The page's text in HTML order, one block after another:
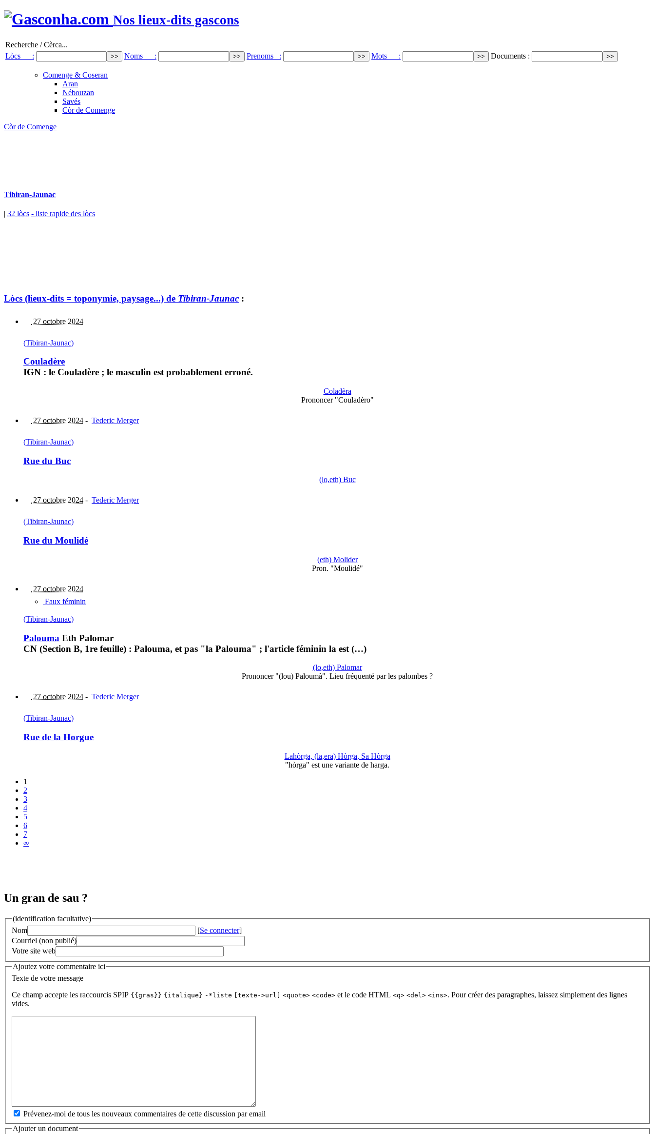
Nos lieux-dits gascons
Recherche / Cèrca...
Lòcs :
Noms : Prenoms : Mots : Documents :
Comenge & Coseran
Aran
Nébouzan
Savés
Còr de Comenge
Còr de Comenge
Tibiran-Jaunac
| 32 lòcs - liste rapide des lòcs
Lòcs (lieux-dits = toponymie, paysage...) de Tibiran-Jaunac :
27 octobre 2024
(Tibiran-Jaunac)
Couladère
IGN : le Couladère ; le masculin est probablement erroné.
Coladèra
Prononcer "Couladèro"
27 octobre 2024 - Tederic Merger
(Tibiran-Jaunac)
Rue du Buc
(lo,eth) Buc
27 octobre 2024 - Tederic Merger
(Tibiran-Jaunac)
Rue du Moulidé
(eth) Molider
Pron. "Moulidé"
27 octobre 2024
Faux féminin
(Tibiran-Jaunac)
Palouma Eth Palomar
CN (Section B, 1re feuille) : Palouma, et pas "la Palouma" ; l'article féminin la est (…)
(lo,eth) Palomar
Prononcer "(lou) Paloumà". Lieu fréquenté par les palombes ?
27 octobre 2024 - Tederic Merger
(Tibiran-Jaunac)
Rue de la Horgue
Lahòrga, (la,era) Hòrga, Sa Hòrga
"hòrga" est une variante de harga.
1
2
3
4
5
6
7
∞
Un gran de sau ?
(identification facultative)
Nom
[Se connecter]
Courriel (non publié)
Votre site web
Ajoutez votre commentaire ici
Texte de votre message
Ce champ accepte les raccourcis SPIP {{gras}} {italique} -*liste [texte->url] <quote> <code> et le code HTML <q> <del> <ins>. Pour créer des paragraphes, laissez simplement des lignes
vides.
Prévenez-moi de tous les nouveaux commentaires de cette discussion par email
Ajouter un document